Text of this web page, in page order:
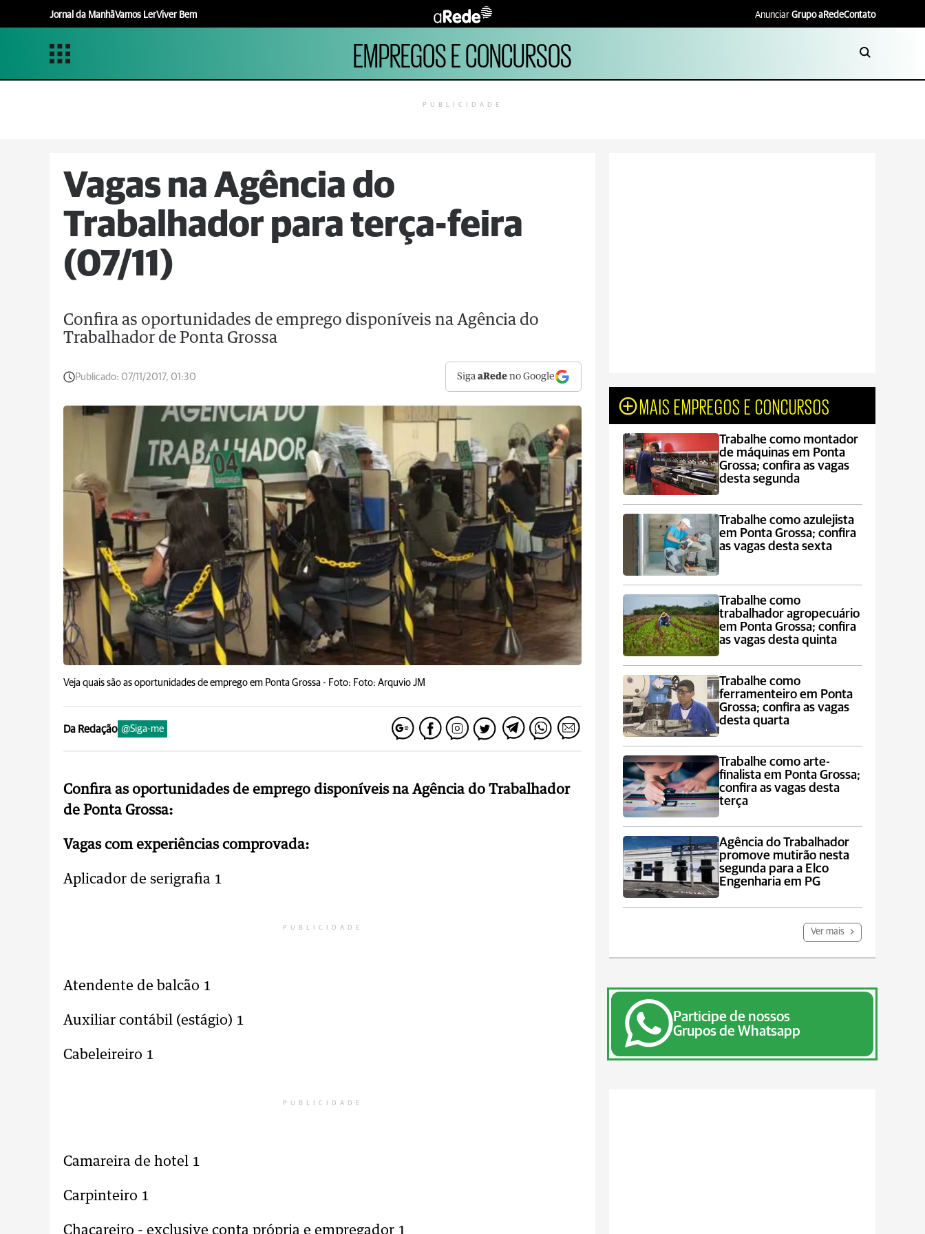
Jornal da ManhãVamos LerViver Bem Anunciar Grupo aRedeContato
EMPREGOS E CONCURSOS
PUBLICIDADE
Vagas na Agência do
Trabalhador para terça-feira
(07/11)
Confira as oportunidades de emprego disponíveis na Agência do
Trabalhador de Ponta Grossa
Publicado: 07/11/2017, 01:30 SigaaRede no Google
Veja quais são as oportunidades de emprego em Ponta Grossa - Foto: Foto: Arquvio JM
Da Redação @Siga-me
Confira as oportunidades de emprego disponíveis na Agência do Trabalhador
de Ponta Grossa:
Vagas com experiências comprovada:
Aplicador de serigrafia 1
PUBLICIDADE
Atendente de balcão 1
Auxiliar contábil (estágio) 1
Cabeleireiro 1
PUBLICIDADE
Camareira de hotel 1
Carpinteiro 1
Chacareiro - exclusive conta própria e empregador 1
MAIS EMPREGOS E CONCURSOS
Trabalhe como montador
de máquinas em Ponta
Grossa; confira as vagas
desta segunda
Trabalhe como azulejista
em Ponta Grossa; confira
as vagas desta sexta
Trabalhe como
trabalhador agropecuário
em Ponta Grossa; confira
as vagas desta quinta
Trabalhe como
ferramenteiro em Ponta
Grossa; confira as vagas
desta quarta
Trabalhe como arte-
finalista em Ponta Grossa;
confira as vagas desta
terça
Agência do Trabalhador
promove mutirão nesta
segunda para a Elco
Engenharia em PG
Ver mais
Participe de nossos
Grupos de Whatsapp